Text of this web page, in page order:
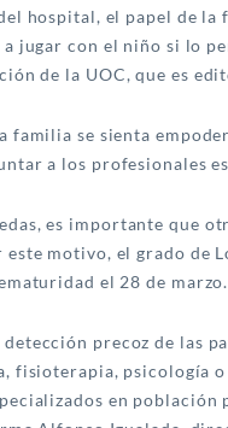
hospital, el papel de la
jugar con el niño si lo
de la UOC, que es
familia se sienta
a los profesionales
es importante que
motivo, el grado de
el 28 de marzo.
detección precoz de las
fisioterapia, psicología
en